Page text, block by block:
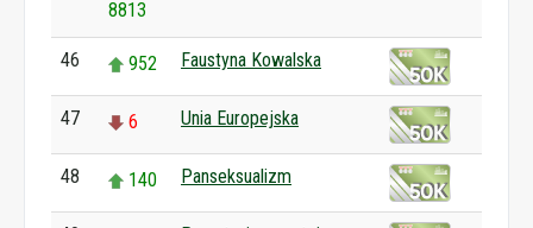
8813
46 952 Faustyna Kowalska
47 6 Unia Europejska
48 140 Panseksualizm